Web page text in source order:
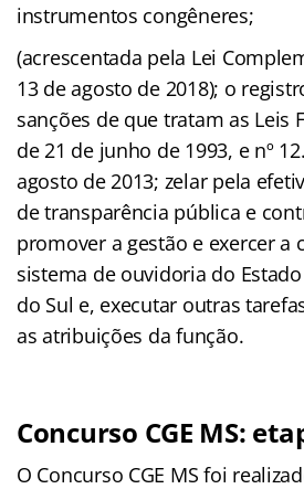
instrumentos congêneres;
(acrescentada pela Lei
13 de agosto de 2018); o
sanções de que tratam as Leis
de 21 de junho de 1993, e nº
agosto de 2013; zelar pela
de transparência pública e
promover a gestão e exercer a
sistema de ouvidoria do
do Sul e, executar outras
as atribuições da função.
Concurso CGE MS:
O Concurso CGE MS foi